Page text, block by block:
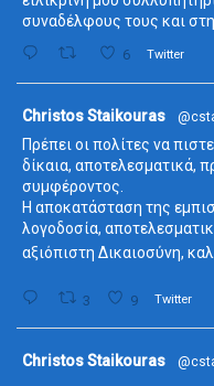
συναδέλφους τους και
6 Twitter
Christos Staikouras
Πρέπει οι πολίτες να
δίκαια, αποτελεσματικά,
συμφέροντος.
Η αποκατάσταση της
λογοδοσία,
αξιόπιστη Δικαιοσύνη,
3 9 Twitter
Christos Staikouras